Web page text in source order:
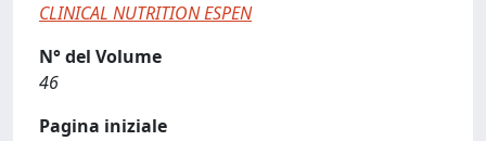
CLINICAL NUTRITION ESPEN
N° del Volume
46
Pagina iniziale